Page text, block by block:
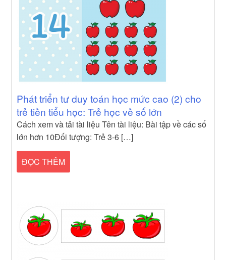
Phát triển tư duy toán học mức cao (2) cho
trẻ tiền tiểu học: Trẻ học về số lớn
Cách xem và tải tài liệu Tên tài liệu: Bài tập về các số
lớn hơn 10Đối tượng: Trẻ 3-6 […]
ĐỌC THÊM